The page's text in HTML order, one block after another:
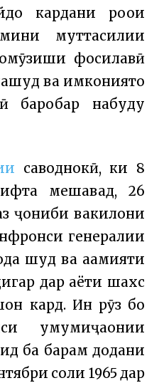
кардани роҳҳои
муттасилии
фосилавӣ
ва имкониятҳо
баробар набуду
саводнокӣ, ки 8
мешавад, 26
ҷониби вакилони
генералии
шуд ва аҳамияти
дар ҳаёти шахс
кард. Ин рӯз бо
умумиҷаҳонии
ба барҳам додани
соли 1965 дар